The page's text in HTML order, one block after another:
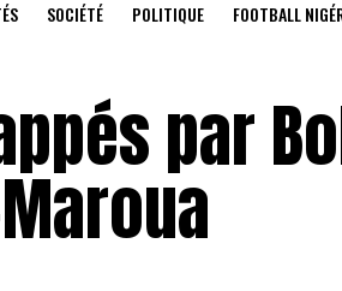
SOCIÉTÉ POLITIQUE FOOTBALL
par